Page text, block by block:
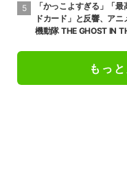
「かっこよすぎる」「最
ドカード」と反響、アニ
機動隊 THE GHOST IN
もっ